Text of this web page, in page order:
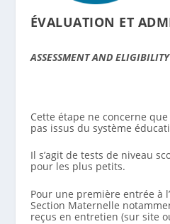
ÉVALUATION ET
ASSESSMENT AND ELIGIBILITY
Cette étape ne concerne
pas issus du système
Il s’agit de tests de niveau
pour les plus petits.
Pour une première entrée à
Section Maternelle
reçus en entretien (sur site